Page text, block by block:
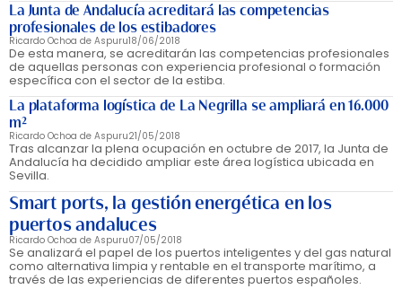
La Junta de Andalucía acreditará las competencias
profesionales de los estibadores
Ricardo Ochoa de Aspuru18/06/2018
De esta manera, se acreditarán las competencias profesionales
de aquellas personas con experiencia profesional o formación
específica con el sector de la estiba.
La plataforma logística de La Negrilla se ampliará en 16.000
m²
Ricardo Ochoa de Aspuru21/05/2018
Tras alcanzar la plena ocupación en octubre de 2017, la Junta de
Andalucía ha decidido ampliar este área logística ubicada en
Sevilla.
Smart ports, la gestión energética en los
puertos andaluces
Ricardo Ochoa de Aspuru07/05/2018
Se analizará el papel de los puertos inteligentes y del gas natural
como alternativa limpia y rentable en el transporte marítimo, a
través de las experiencias de diferentes puertos españoles.